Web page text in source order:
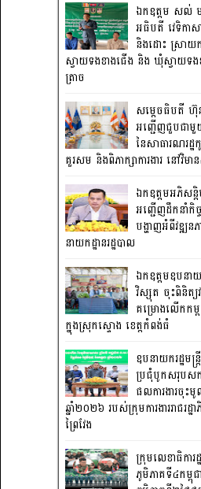
ឯកឧត្តម សល់ ម
អធិបតី វេទិកាស
និងដោះ ស្រាយ
ស្វាយទងខាងជើង និង ឃុំស្វាយទ
ត្រាច
សម្តេចធិបតី
អញ្ជើញជួបជា
នៃសាធារណរដ្ឋ
គួរសម និងពិភាក្សាការងារ នៅវិមា
ឯកឧត្តមអភិស
អញ្ជើញដឹកនាំកិច្
បង្ហាញអំពីវឌ្ឍន
នាយកដ្ឋានរដ្ឋបាល
ឯកឧត្តមឧបនាយក
វិស្សុត ចុះពិនិត្យវ
គម្រោងលើកកម្
ក្នុងស្រុកស្ទោង ខេត្តកំពង់ធំ
ឧបនាយករដ្ឋម
ប្រជុំបូកសរុបសក
ផលការងារចុះ
ឆ្នាំ២០២៦ របស់ក្រុមការងាររាជរដ្ឋ
ព្រៃវែង
ក្រុមលេខាធិកា
ភូមិភាគទី៤កម្ពុ